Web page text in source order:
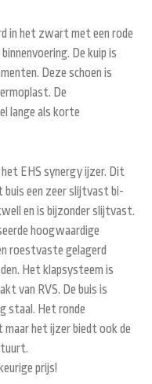
in het zwart met een rode
De kuip is
Deze schoen is
De
lange als korte
EHS synergy ijzer. Dit
een zeer slijtvast bi-
en is bijzonder slijtvast.
hoogwaardige
roestvaste gelagerd
Het klapsysteem is
van RVS. De buis is
staal. Het ronde
het ijzer biedt ook de
prijs!